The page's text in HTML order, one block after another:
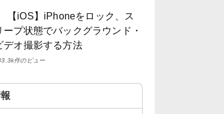
【iOS】iPhoneをロック、ス
ープ状態でバックグラウンド・
デオ撮影する方法
件のビュー